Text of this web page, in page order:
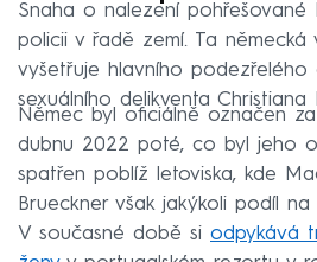
Snaha o nalezení pohřešované
policii v řadě zemí. Ta německá
vyšetřuje hlavního podezřelého
sexuálního delikventa Christiana
Němec byl oficiálně označen
dubnu 2022 poté, co byl jeho
spatřen poblíž letoviska, kde
Brueckner však jakýkoli podíl
V současné době si odpykává